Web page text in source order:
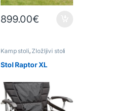
899.00€
Kamp stoli,Zložljivi stoli
Stol Raptor XL